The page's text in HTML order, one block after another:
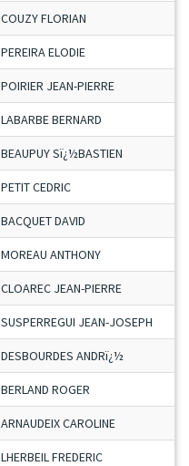
COUZY FLORIAN
PEREIRA ELODIE
POIRIER JEAN-PIERRE
LABARBE BERNARD
BEAUPUY Sï¿½BASTIEN
PETIT CEDRIC
BACQUET DAVID
MOREAU ANTHONY
CLOAREC JEAN-PIERRE
SUSPERREGUI JEAN-JOSEPH
DESBOURDES ANDRï¿½
BERLAND ROGER
ARNAUDEIX CAROLINE
LHERBEIL FREDERIC